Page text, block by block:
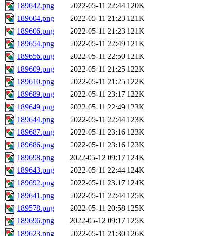
189642.png
2022-05-11 22:44 120K
189604.png
2022-05-11 21:23 121K
189606.png
2022-05-11 21:23 121K
189654.png
2022-05-11 22:49 121K
189656.png
2022-05-11 22:50 121K
189609.png
2022-05-11 21:25 122K
189610.png
2022-05-11 21:25 122K
189689.png
2022-05-11 23:17 122K
189649.png
2022-05-11 22:49 123K
189644.png
2022-05-11 22:44 123K
189687.png
2022-05-11 23:16 123K
189686.png
2022-05-11 23:16 123K
189698.png
2022-05-12 09:17 124K
189643.png
2022-05-11 22:44 124K
189692.png
2022-05-11 23:17 124K
189641.png
2022-05-11 22:44 125K
189578.png
2022-05-11 20:58 125K
189696.png
2022-05-12 09:17 125K
189623.png
2022-05-11 21:30 126K